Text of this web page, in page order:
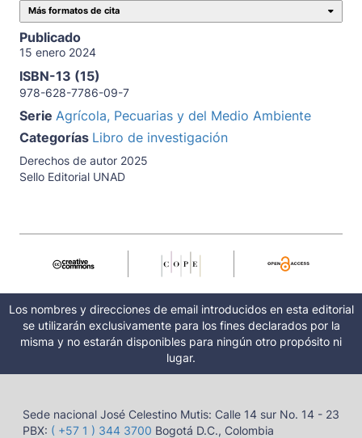
ISBN-13 (15)
978-628-7786-09-7
Más formatos de cita
Serie Agrícola, Pecuarias y del Medio Ambiente
Categorías Libro de investigación
Derechos de autor 2025
Sello Editorial UNAD
Publicado
15 enero 2024
Los nombres y direcciones de email introducidos en esta editorial
se utilizarán exclusivamente para los fines declarados por la
misma y no estarán disponibles para ningún otro propósito ni
lugar.
Sede nacional José Celestino Mutis: Calle 14 sur No. 14 - 23
PBX: ( +57 1 ) 344 3700 Bogotá D.C., Colombia